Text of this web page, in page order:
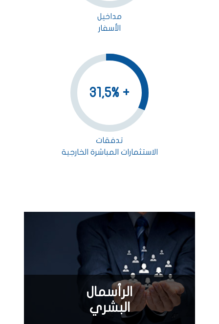
مداخيل
الأسفار
+ 31,5%
تدفقات
الاستثمارات المباشرة الخارجية
الرأسمال
البشري